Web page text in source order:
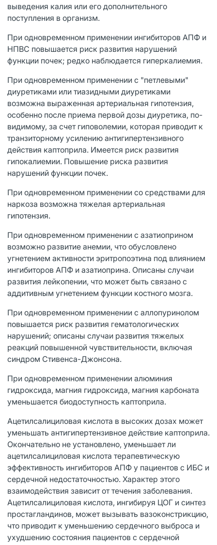
выведения калия или его дополнительного
поступления в организм.
При одновременном применении ингибиторов АПФ и
НПВС повышается риск развития нарушений
функции почек; редко наблюдается гиперкалиемия.
При одновременном применении с "петлевыми"
диуретиками или тиазидными диуретиками
возможна выраженная артериальная гипотензия,
особенно после приема первой дозы диуретика, по-
видимому, за счет гиповолемии, которая приводит к
транзиторному усилению антигипертензивного
действия каптоприла. Имеется риск развития
гипокалиемии. Повышение риска развития
нарушений функции почек.
При одновременном применении со средствами для
наркоза возможна тяжелая артериальная
гипотензия.
При одновременном применении с азатиоприном
возможно развитие анемии, что обусловлено
угнетением активности эритропоэтина под влиянием
ингибиторов АПФ и азатиоприна. Описаны случаи
развития лейкопении, что может быть связано с
аддитивным угнетением функции костного мозга.
При одновременном применении с аллопуринолом
повышается риск развития гематологических
нарушений; описаны случаи развития тяжелых
реакций повышенной чувствительности, включая
синдром Стивенса-Джонсона.
При одновременном применении алюминия
гидроксида, магния гидроксида, магния карбоната
уменьшается биодоступность каптоприла.
Ацетилсалициловая кислота в высоких дозах может
уменьшать антигипертензивное действие каптоприла.
Окончательно не установлено, уменьшает ли
ацетилсалициловая кислота терапевтическую
эффективность ингибиторов АПФ у пациентов с ИБС и
сердечной недостаточностью. Характер этого
взаимодействия зависит от течения заболевания.
Ацетилсалициловая кислота, ингибируя ЦОГ и синтез
простагландинов, может вызывать вазоконстрикцию,
что приводит к уменьшению сердечного выброса и
ухудшению состояния пациентов с сердечной